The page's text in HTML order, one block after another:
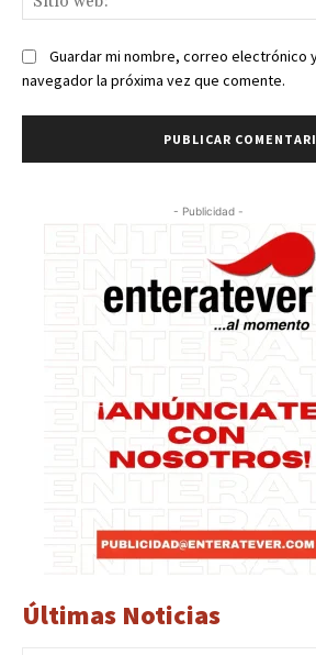
Guardar mi nombre, correo electrónico
navegador la próxima vez que comente.
- Publicidad -
Últimas Noticias